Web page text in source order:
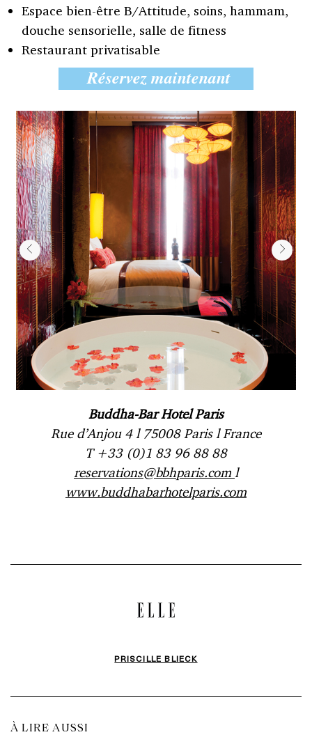
Espace bien-être B/Attitude, soins, hammam,
douche sensorielle, salle de fitness
Restaurant privatisable
Réservez maintenant
Buddha-Bar Hotel Paris
Rue d’Anjou 4 l 75008 Paris l France
T +33 (0)1 83 96 88 88
reservations@bbhparis.coml
www.buddhabarhotelparis.com
PRISCILLE BLIECK
À LIRE AUSSI